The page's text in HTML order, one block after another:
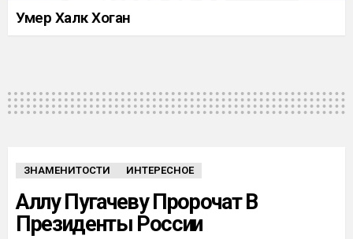
Умер Халк Хоган
ЗНАМЕНИТОСТИ ИНТЕРЕСНОЕ
Аллу Пугачеву Пророчат В
Президенты России